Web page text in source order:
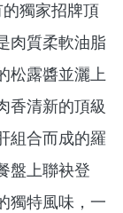
獨家招牌頂
肉質柔軟油脂
松露醬並灑上
香清新的頂級
組合而成的羅
盤上聯袂登
獨特風味，一